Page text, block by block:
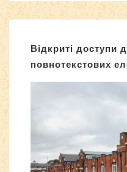
Відкриті доступи
повнотекстових